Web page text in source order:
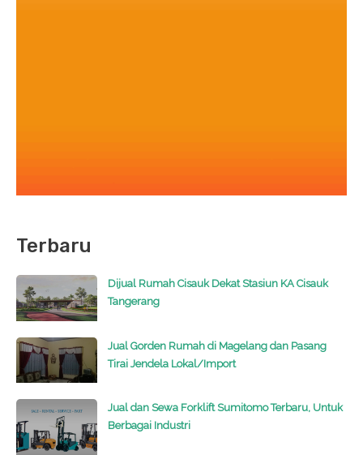
Terbaru
Dijual Rumah Cisauk Dekat Stasiun KA Cisauk
Tangerang
Jual Gorden Rumah di Magelang dan Pasang
Tirai Jendela Lokal/Import
Jual dan Sewa Forklift Sumitomo Terbaru, Untuk
Berbagai Industri